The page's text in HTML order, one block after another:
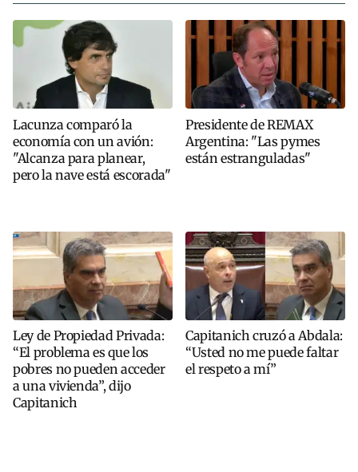
Lacunza comparó la
economía con un avión:
"Alcanza para planear,
pero la nave está escorada"
Presidente de REMAX
Argentina: "Las pymes
están estranguladas"
Ley de Propiedad Privada:
“El problema es que los
pobres no pueden acceder
a una vivienda”, dijo
Capitanich
Capitanich cruzó a Abdala:
“Usted no me puede faltar
el respeto a mí”